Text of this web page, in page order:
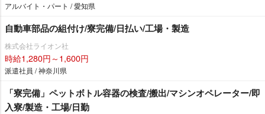
アルバイト・パート / 愛知県
自動車部品の組付け/寮完備/日払い/工場・製造
株式会社ライオン社
時給1,280円～1,600円
派遣社員 / 神奈川県
「寮完備」ペットボトル容器の検査/搬出/マシンオペレーター/即
入寮/製造・工場/日勤